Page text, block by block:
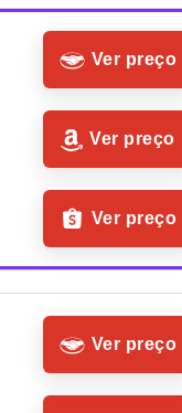
Ver preço
Ver preço
Ver preço
Ver preço